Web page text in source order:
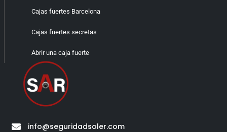
info@seguridadsoler.com
Cajas fuertes Barcelona
Cajas fuertes secretas
Abrir una caja fuerte